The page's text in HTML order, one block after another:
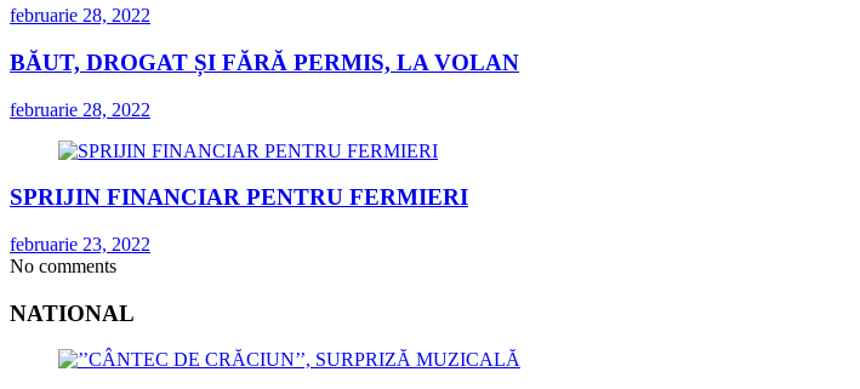
februarie 28, 2022
BĂUT, DROGAT ȘI FĂRĂ PERMIS, LA VOLAN
februarie 28, 2022
SPRIJIN FINANCIAR PENTRU FERMIERI
februarie 23, 2022
No comments
NATIONAL